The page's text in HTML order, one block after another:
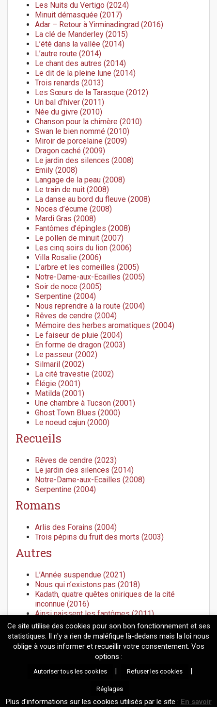
Les Nuits du Vertigo (2024)
Minuit démasquée (2017)
Adar – Retour à Yirminadingrad (2016)
La clé de Manderley (2015)
L’été dans la vallée (2014)
L’autre route (2014)
Le chant des autres (2014)
Le dit de la pleine lune (2014)
Trois renards (2013)
Les Sœurs de la Tarasque (2012)
Un bal d’hiver (2011)
Née du givre (2010)
Chanson pour la chimère (2010)
Swan le bien nommé (2010)
Miroir de porcelaine (2009)
Dragon caché (2009)
Le jardin des silences (2008)
Emily (2008)
Langage de la peau (2008)
Le train de nuit (2008)
La danse au bord du fleuve (2008)
Noces d’écume (2008)
Mardi Gras (2008)
Fantômes d’épingles (2008)
Le pollen de minuit (2007)
Les cinq soirs du lion (2006)
Villa Rosalie (2006)
L’arbre et les corneilles (2005)
Notre-Dame-aux-Ecailles (2005)
Soir de noce (2005)
Serpentine (2004)
Nous reprendre à la route (2004)
Rêves de cendre (2004)
Mémoire des herbes aromatiques (2004)
Le faiseur de pluie (2004)
En forme de dragon (2003)
Le passeur (2002)
Silmaril (2002)
La cité travestie (2002)
Élégie (2001)
Matilda (2001)
Une chambre à Tucson (2001)
Ghost Town Blues (2000)
Le noeud cajun (2000)
Recueils
Rêves de cendre (2023)
Le jardin des silences (2014)
Notre-Dame-aux-Ecailles (2008)
Serpentine (2004)
Romans
Arlis des Forains (2004)
Trois pépins du fruit des morts (2003)
Autres
L’Année suspendue (2021)
Nous qui n’existons pas (2018)
Kadath, quatre quêtes oniriques de la cité
inconnue (2016)
Ainsi naissent les fantômes (2011)
Kadath, le guide de la cité inconnue (2010)
. Contenus protégés par le droit d'auteur.
Réalisation technique : Mickaël Adamadorassy |
Propulsé par
et un thème maison basé sur
consentement
Ce site utilise des cookies pour son bon fonctionnement et ses
statistiques. Il n'y a rien de maléfique là-dedans mais la loi nous
oblige à vous informer et recueillir votre consentement. Vos
options :
Autoriser tous les cookies | Refuser les cookies |
Réglages
Plus d'informations sur les cookies utilisés par le site : En savoir